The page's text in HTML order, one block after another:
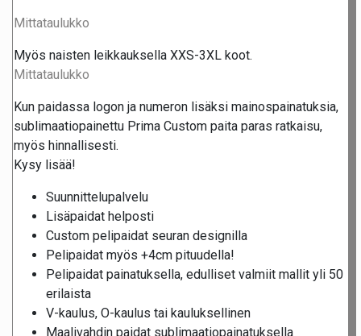
Mittataulukko
Myös naisten leikkauksella XXS-3XL koot.
Mittataulukko
Kun paidassa logon ja numeron lisäksi mainospainatuksia,
sublimaatiopainettu Prima Custom paita paras ratkaisu,
myös hinnallisesti.
Kysy lisää!
Suunnittelupalvelu
Lisäpaidat helposti
Custom pelipaidat seuran designilla
Pelipaidat myös +4cm pituudella!
Pelipaidat painatuksella, edulliset valmiit mallit yli 50
erilaista
V-kaulus, O-kaulus tai kauluksellinen
Maalivahdin paidat sublimaatiopainatuksella